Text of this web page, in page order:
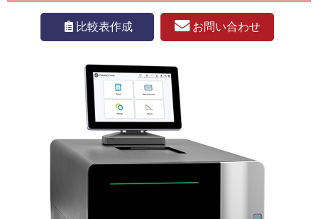
比較表作成 お問い合わせ
カテゴリー一覧
メーカー別索引
販売元別索引
ご利用ガイド